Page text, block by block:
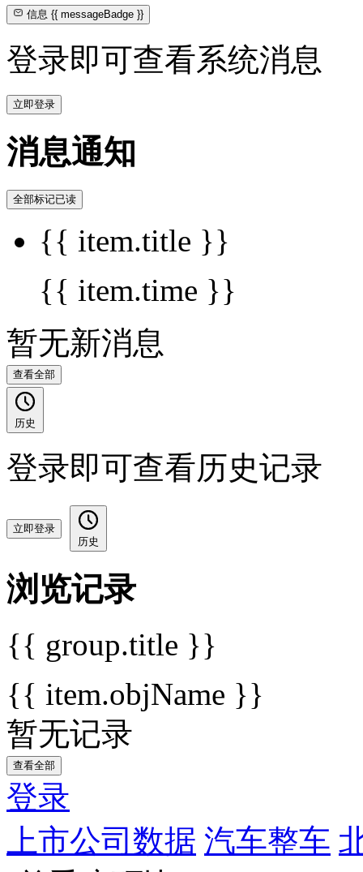
信息{{ messageBadge }}
登录即可查看系统消息
立即登录
消息通知
全部标记已读
{{ item.title }}
{{ item.time }}
暂无新消息
查看全部
历史
登录即可查看历史记录
立即登录
历史
浏览记录
{{ group.title }}
{{ item.objName }}
暂无记录
查看全部
登录
上市公司数据 汽车整车